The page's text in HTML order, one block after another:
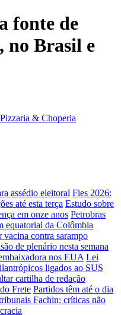
fonte de
no Brasil e
assédio eleitoral Fies 2026:
até esta terça Estudo sobre
em onze anos Petrobras
equatorial da Colômbia
vacina contra sarampo
de plenário nesta semana
nos EUA Lei
ligados ao SUS
cartilha de redação
Frete Partidos têm até o dia
Fachin: críticas não